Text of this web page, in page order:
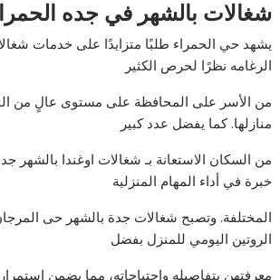
شغالات بالشهر في جده
يشهد حي الحمراء طلبًا متزايدًا على خدمات
الرغامه نظرًا لحرص الكثير
من الأسر على المحافظة على مستوى عالٍ من
منازلها. كما يفضل عدد كبير
من السكان الاستعانة بـ شغالات اوغندا بالشهر
خبرة في أداء المهام المنزلية
المختلفة. وتصبح شغالات جدة بالشهر حى
الروتين اليومي للمنزل بفضل
معرفتهن بتفاصيله واحتياجاته، مما يضمن